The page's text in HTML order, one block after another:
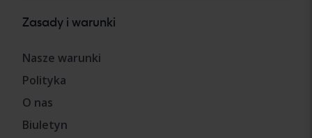
Zasady i warunki
Nasze warunki
Polityka
O nas
Biuletyn